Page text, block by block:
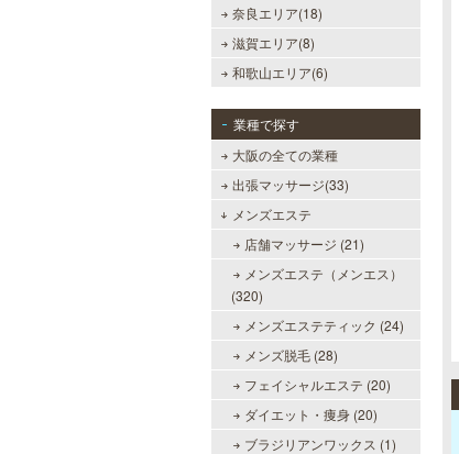
奈良エリア(18)
滋賀エリア(8)
和歌山エリア(6)
業種で探す
大阪の全ての業種
出張マッサージ(33)
メンズエステ
店舗マッサージ (21)
メンズエステ（メンエス）
(320)
メンズエステティック (24)
メンズ脱毛 (28)
フェイシャルエステ (20)
ダイエット・痩身 (20)
ブラジリアンワックス (1)